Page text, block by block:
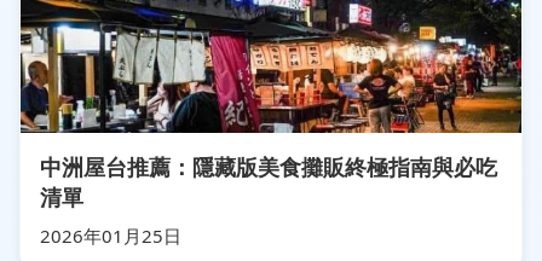
中洲屋台推薦：隱藏版美食攤販終極指南與必吃
清單
2026年01月25日